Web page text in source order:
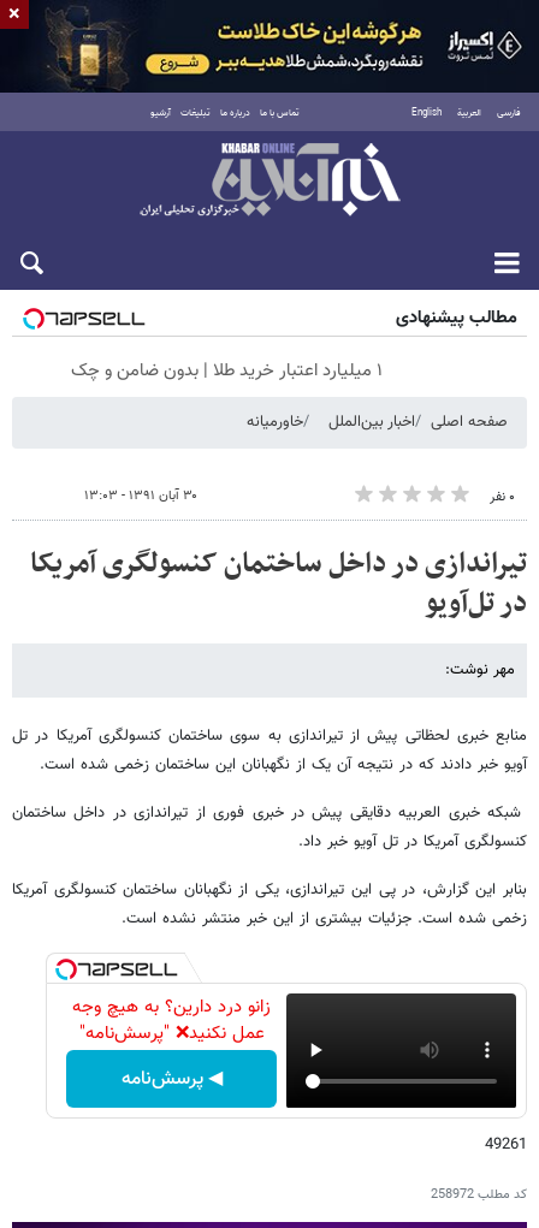
فارسی العربية English تماس با ما درباره ما تبلیغات آرشیو
شنبه ۱۷ مرداد ۱۴۰۵
مطالب پیشنهادی
۱ میلیارد اعتبار خرید طلا | بدون ضامن و چک
صفحه اصلی اخبار بین‌الملل خاورمیانه
۰ نفر ۳۰ آبان ۱۳۹۱ - ۱۳:۰۳
تیراندازی در داخل ساختمان کنسولگری آمریکا
در تل‌آویو
مهر نوشت:
منابع خبری لحظاتی پیش از تیراندازی به سوی ساختمان کنسولگری آمریکا در تل
آویو خبر دادند که در نتیجه آن یک از نگهبانان این ساختمان زخمی شده است.
شبکه خبری العربیه دقایقی پیش در خبری فوری از تیراندازی در داخل ساختمان
کنسولگری آمریکا در تل آویو خبر داد.
بنابر این گزارش، در پی این تیراندازی، یکی از نگهبانان ساختمان کنسولگری آمریکا
زخمی شده است. جزئیات بیشتری از این خبر منتشر نشده است.
زانو درد دارین؟ به هیچ وجه
عمل نکنید❌ "پرسش‌نامه"
◀ پرسش‌نامه
49261
کد مطلب258972
×